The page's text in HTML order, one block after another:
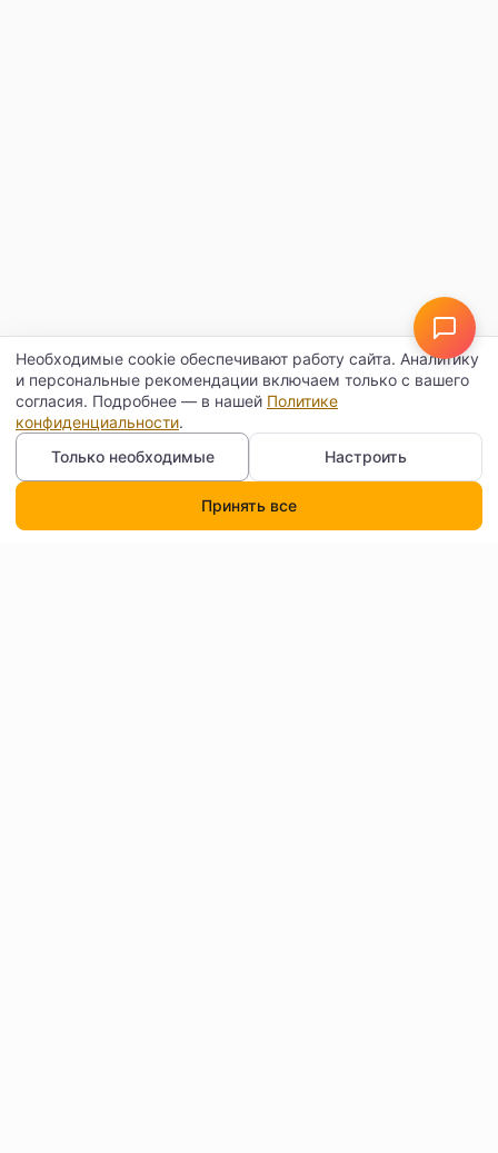
Необходимые cookie обеспечивают работу сайта. Аналитику
и персональные рекомендации включаем только с вашего
согласия. Подробнее — в нашей Политике
конфиденциальности.
Только необходимые
Настроить
Принять все